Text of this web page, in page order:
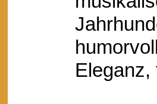
Eleganz,